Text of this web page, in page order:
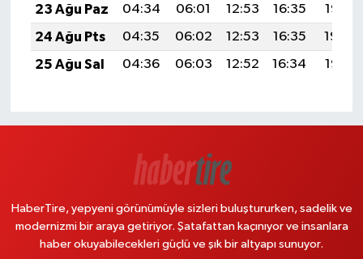
23 Ağu Paz
04:34 06:01 12:53 16:35
19:35
24 Ağu Pts
04:35 06:02 12:53 16:35
19:34
25 Ağu Sal
04:36 06:03 12:52 16:34 19:32
HaberTire, yepyeni görünümüyle sizleri buluştururken, sadelik ve
modernizmi bir araya getiriyor. Şatafattan kaçınıyor ve insanlara
haber okuyabilecekleri güçlü ve şık bir altyapı sunuyor.